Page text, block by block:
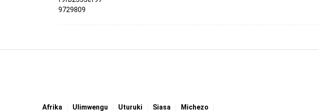
Afrika Ulimwengu Uturuki Siasa Michezo